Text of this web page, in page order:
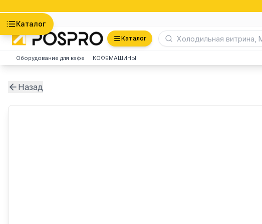
Каталог
Каталог
Оборудование для кафе КОФЕМАШИНЫ
Назад